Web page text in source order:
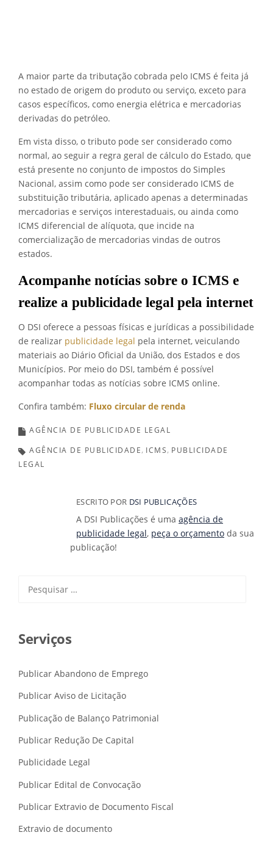
A maior parte da tributação cobrada pelo ICMS é feita já
no estado de origem do produto ou serviço, exceto para
casos específicos, como energia elétrica e mercadorias
derivadas do petróleo.
Em vista disso, o tributo pode ser considerado como
normal, ao seguir a regra geral de cálculo do Estado, que
está presente no conjunto de impostos do Simples
Nacional, assim como pode ser considerado ICMS de
substituição tributária, aplicado apenas a determinadas
mercadorias e serviços interestaduais, ou ainda como
ICMS diferencial de alíquota, que incide na
comercialização de mercadorias vindas de outros
estados.
Acompanhe notícias sobre o ICMS e
realize a publicidade legal pela internet
O DSI oferece a pessoas físicas e jurídicas a possibilidade
de realizar publicidade legal pela internet, veiculando
materiais ao Diário Oficial da União, dos Estados e dos
Municípios. Por meio do DSI, também é possível
acompanhar todas as notícias sobre ICMS online.
Confira também: Fluxo circular de renda
AGÊNCIA DE PUBLICIDADE LEGAL
AGÊNCIA DE PUBLICIDADE ICMS PUBLICIDADE
LEGAL
ESCRITO POR DSI PUBLICAÇÕES
A DSI Publicações é uma agência de
publicidade legal, peça o orçamento da sua
publicação!
por:
Serviços
Publicar Abandono de Emprego
Publicar Aviso de Licitação
Publicação de Balanço Patrimonial
Publicar Redução De Capital
Publicidade Legal
Publicar Edital de Convocação
Publicar Extravio de Documento Fiscal
Extravio de documento